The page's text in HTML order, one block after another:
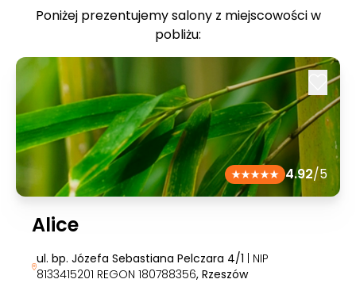
Poniżej prezentujemy salony z miejscowości w
pobliżu:
4.92/5
Alice
ul. bp. Józefa Sebastiana Pelczara 4/1 | NIP
8133415201 REGON 180788356, Rzeszów